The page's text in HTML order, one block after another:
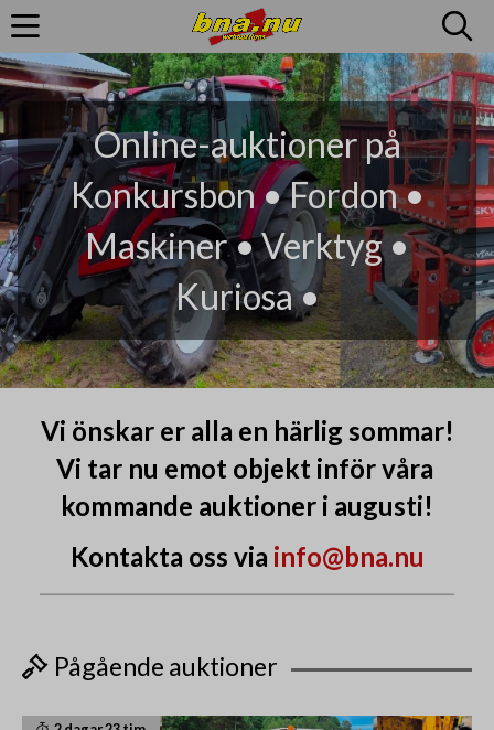
Online-auktioner på
Konkursbon • Fordon •
Maskiner • Verktyg •
Kuriosa •
Online-auktioner på
Konkursbon • Fordon •
Maskiner • Verktyg •
Kuriosa •
Vi önskar er alla en härlig sommar!
Vi tar nu emot objekt inför våra
kommande auktioner i augusti!
Kontakta oss via info@bna.nu
Pågående auktioner